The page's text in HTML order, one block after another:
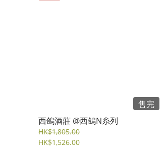
售完
西鴿酒莊 @西鴿N糸列
HK$1,805.00
HK$1,526.00